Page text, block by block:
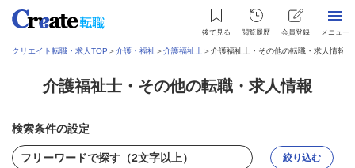
後で見る 閲覧履歴 会員登録 メニュー
クリエイト転職・求人TOP ＞介護・福祉＞介護福祉士＞介護福祉士・その他の転職・求人情報
介護福祉士・その他の転職・求人情報
検索条件の設定
絞り込む